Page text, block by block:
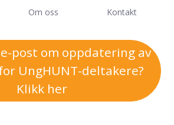
Om oss Kontakt
post om oppdatering av
UngHUNT-deltakere?
Klikk her